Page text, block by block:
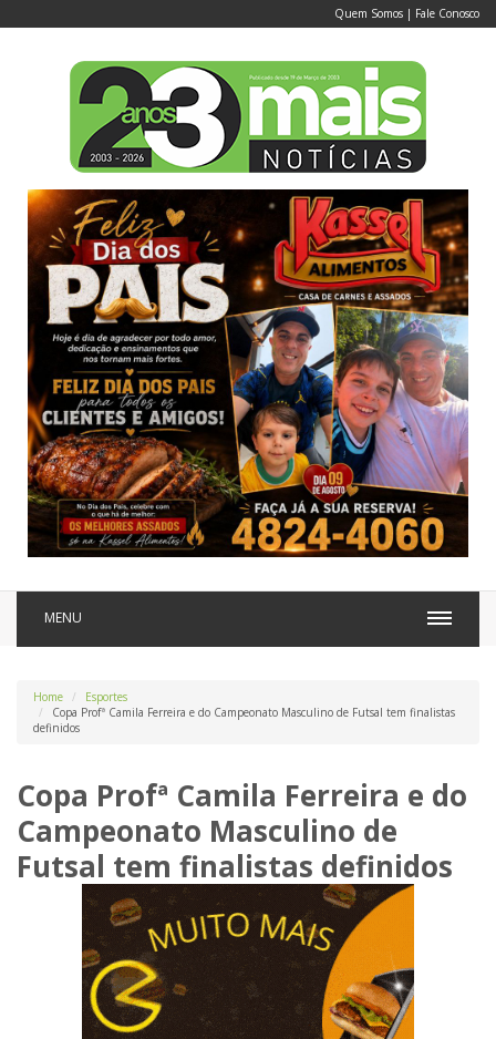
Quem Somos | Fale Conosco
MENU
Home
Esportes
Copa Profª Camila Ferreira e do Campeonato Masculino de Futsal tem finalistas
definidos
Copa Profª Camila Ferreira e do
Campeonato Masculino de
Futsal tem finalistas definidos